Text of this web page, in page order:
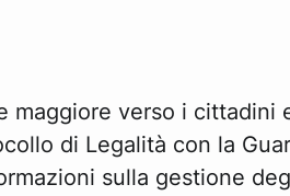
maggiore verso i cittadini
di Legalità con la
sulla gestione